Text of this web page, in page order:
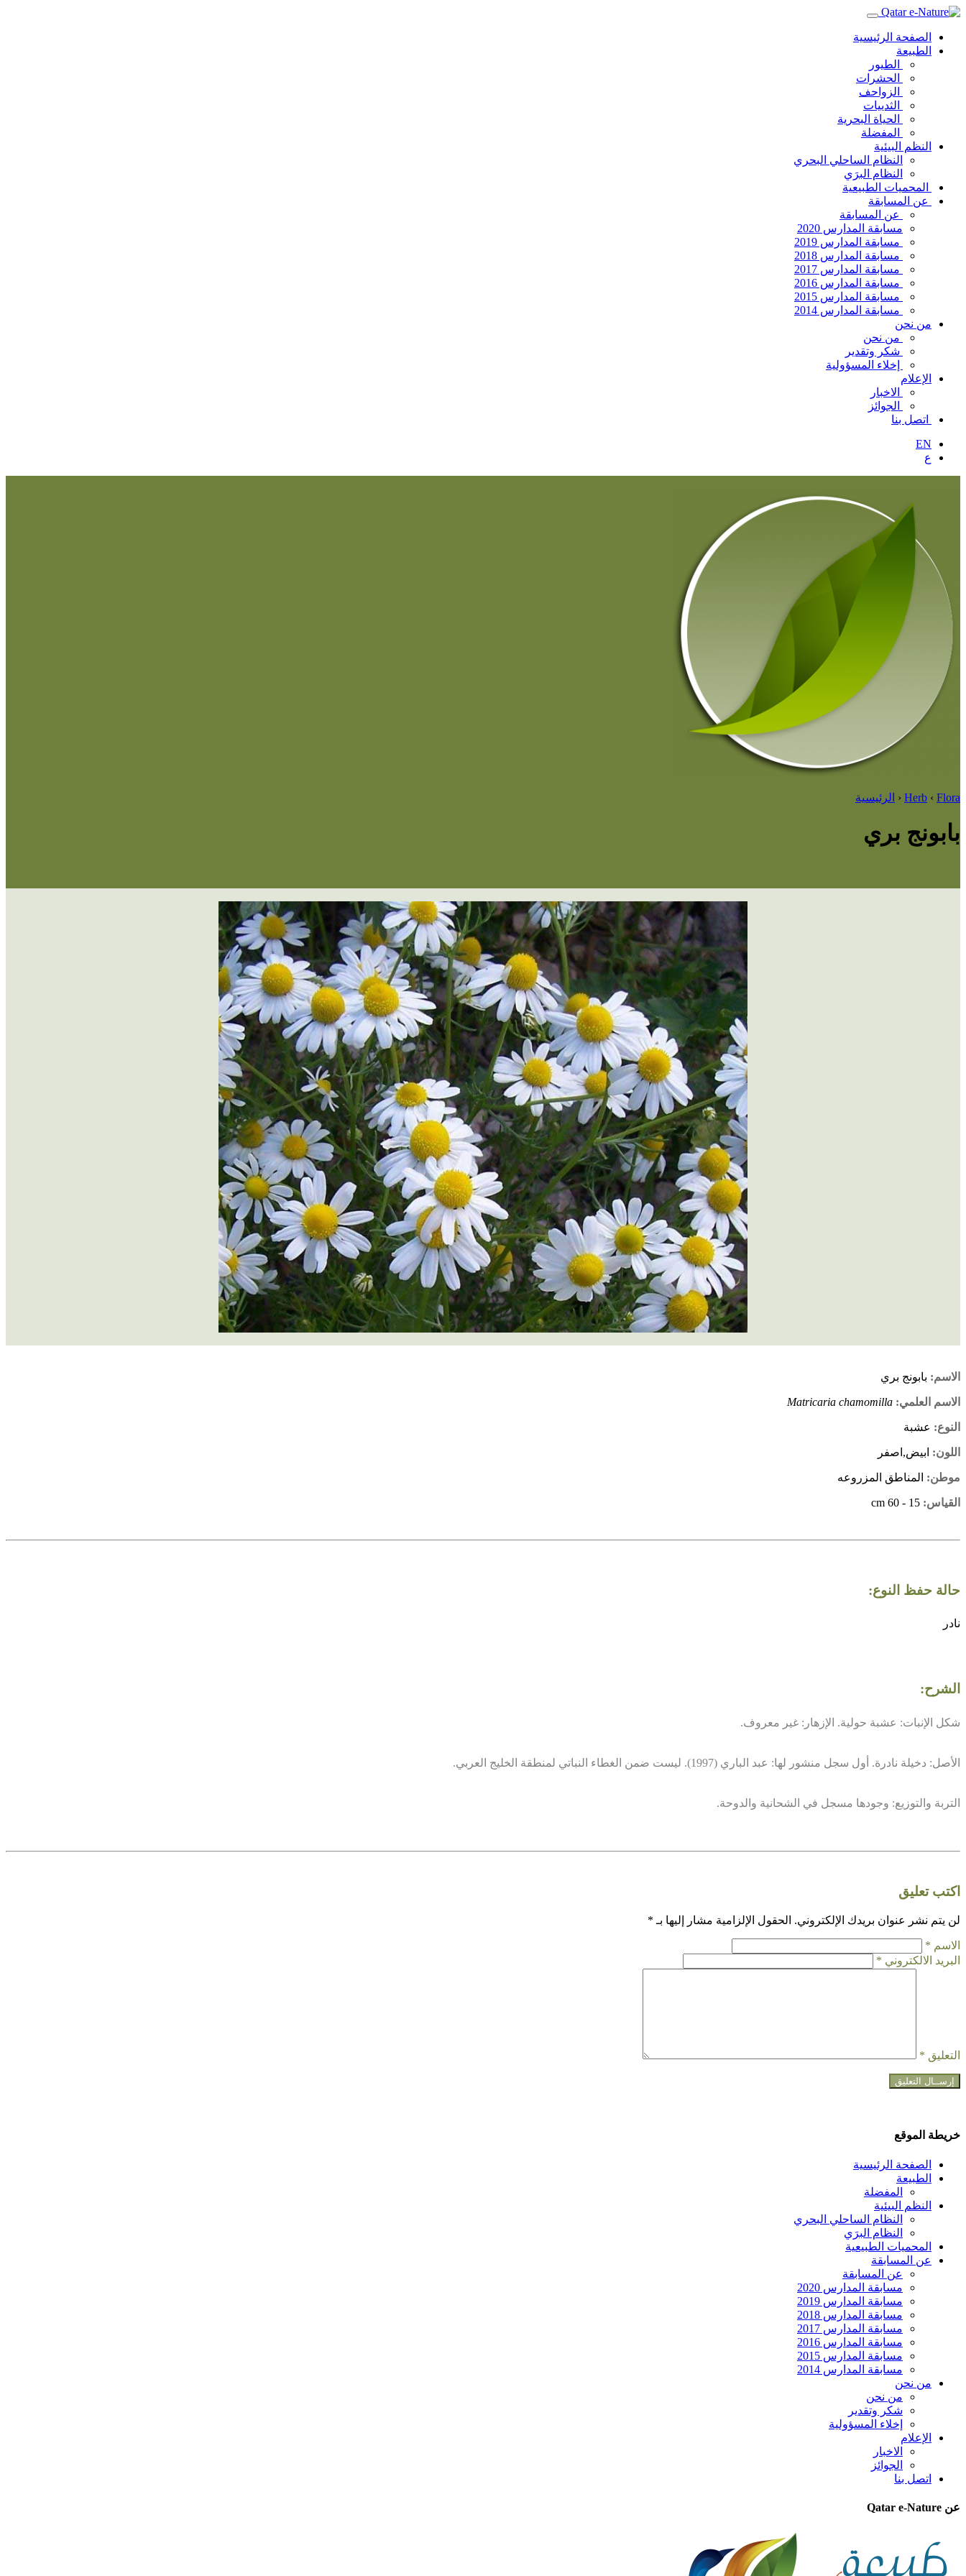
الصفحة الرئيسية
الطبيعة
الطيور
الحشرات
الزواحف
الثدييات
الحياة البحرية
المفضلة
النظم البيئية
النظام الساحلي البحري
النظام البرَي
المحميات الطبيعية
عن المسابقة
عن المسابقة
مسابقة المدارس 2020
مسابقة المدارس 2019
مسابقة المدارس 2018
مسابقة المدارس 2017
مسابقة المدارس 2016
مسابقة المدارس 2015
مسابقة المدارس 2014
من نحن
من نحن
شكر وتقدير
إخلاء المسؤولية
الإعلام
الاخبار
الجوائز
اتصل بنا
EN
ع
Herb ‹ Flora
‹ الرئيسية
بابونج بري
الاسم: بابونج بري
الاسم العلمي: Matricaria chamomilla
النوع: عشبة
اللون: ابيض,اصفر
موطن: المناطق المزروعه
القياس:
حالة حفظ النوع:
نادر
الشرح:
شكل الإنبات: عشبة حولية. الإزهار: غير معروف.
الأصل: دخيلة نادرة. أول سجل منشور لها: عبد الباري (1997). ليست ضمن الغطاء النباتي لمنطقة الخليج العربي.
التربة والتوزيع: وجودها مسجل في الشحانية والدوحة.
اكتب تعليق
لن يتم نشر عنوان بريدك الإلكتروني. الحقول الإلزامية مشار إليها بـ *
الاسم *
البريد الالكتروني *
التعليق *
خريطة الموقع
الصفحة الرئيسية
الطبيعة
المفضلة
النظم البيئية
النظام الساحلي البحري
النظام البرَي
المحميات الطبيعية
عن المسابقة
عن المسابقة
مسابقة المدارس 2020
مسابقة المدارس 2019
مسابقة المدارس 2018
مسابقة المدارس 2017
مسابقة المدارس 2016
مسابقة المدارس 2015
مسابقة المدارس 2014
من نحن
من نحن
شكر وتقدير
إخلاء المسؤولية
الإعلام
الاخبار
الجوائز
اتصل بنا
عن Qatar e-Nature